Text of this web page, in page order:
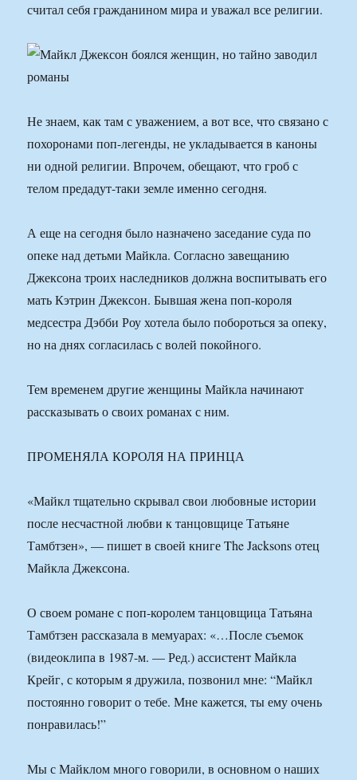
считал себя гражданином мира и уважал все религии.
Не знаем, как там с уважением, а вот все, что связано с
похоронами поп-легенды, не укладывается в каноны
ни одной религии. Впрочем, обещают, что гроб с
телом предадут-таки земле именно сегодня.
А еще на сегодня было назначено заседание суда по
опеке над детьми Майкла. Согласно завещанию
Джексона троих наследников должна воспитывать его
мать Кэтрин Джексон. Бывшая жена поп-короля
медсестра Дэбби Роу хотела было побороться за опеку,
но на днях согласилась с волей покойного.
Тем временем другие женщины Майкла начинают
рассказывать о своих романах с ним.
ПРОМЕНЯЛА КОРОЛЯ НА ПРИНЦА
«Майкл тщательно скрывал свои любовные истории
после несчастной любви к танцовщице Татьяне
Тамбтзен», — пишет в своей книге The Jacksons отец
Майкла Джексона.
О своем романе с поп-королем танцовщица Татьяна
Тамбтзен рассказала в мемуарах: «…После съемок
(видеоклипа в 1987-м. — Ред.) ассистент Майкла
Крейг, с которым я дружила, позвонил мне: “Майкл
постоянно говорит о тебе. Мне кажется, ты ему очень
понравилась!”
Мы с Майклом много говорили, в основном о наших